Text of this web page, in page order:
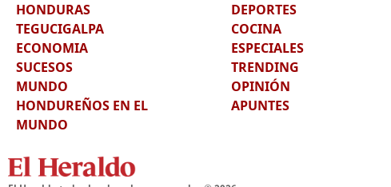
HONDURAS
TEGUCIGALPA
ECONOMIA
SUCESOS
MUNDO
HONDUREÑOS EN EL
MUNDO
DEPORTES
COCINA
ESPECIALES
TRENDING
OPINIÓN
APUNTES